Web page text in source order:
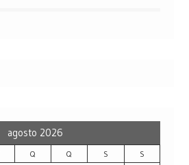
agosto 2026
Q Q S
S